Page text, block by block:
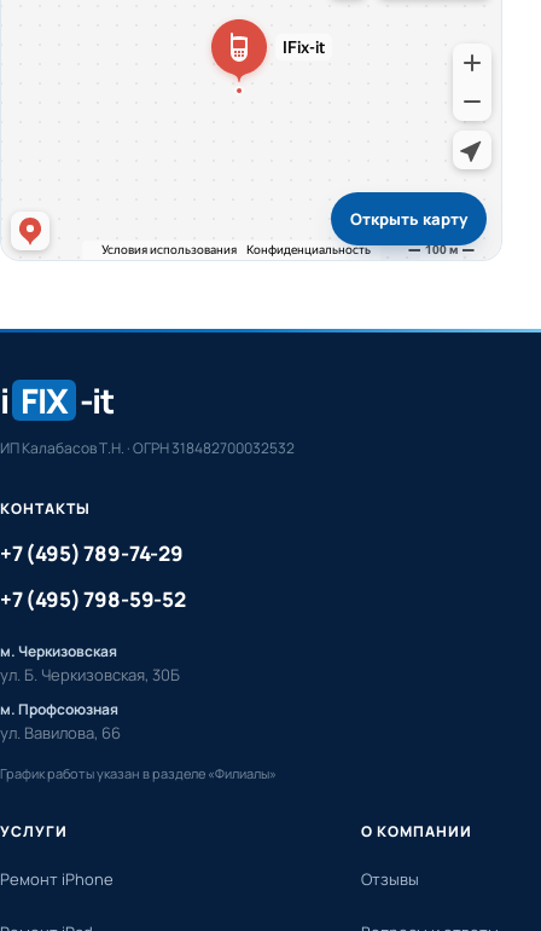
Открыть карту
i FIX -it
ИП Калабасов Т.Н. · ОГРН 318482700032532
УСЛУГИ
Ремонт iPhone
О КОМПАНИИ
Отзывы
КОНТАКТЫ
+7 (495) 789-74-29
+7 (495) 798-59-52
м. Черкизовская
ул. Б. Черкизовская, 30Б
м. Профсоюзная
ул. Вавилова, 66
График работы указан в разделе «Филиалы»